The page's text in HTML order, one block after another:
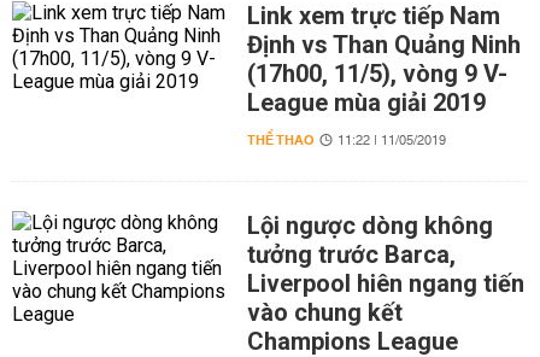
Link xem trực tiếp Nam
Định vs Than Quảng Ninh
(17h00, 11/5), vòng 9 V-
League mùa giải 2019
THỂ THAO 11:22 | 11/05/2019
Lội ngược dòng không
tưởng trước Barca,
Liverpool hiên ngang tiến
vào chung kết
Champions League